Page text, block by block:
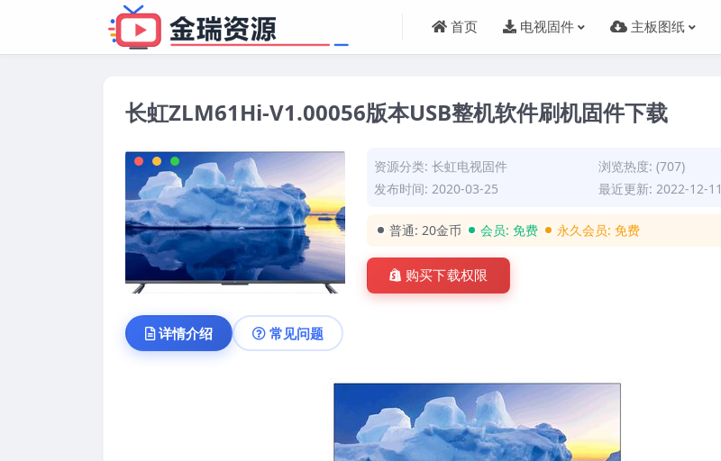
首页 电视固件 主板图纸
长虹ZLM61Hi-V1.00056版本USB整机软件刷机固件下载
资源分类:长虹电视固件
浏览热度: (707)
发布时间: 2020-03-25
最近更新: 2022-12-11
普通:20金币 会员:免费 永久会员:免费
购买下载权限
详情介绍 常见问题